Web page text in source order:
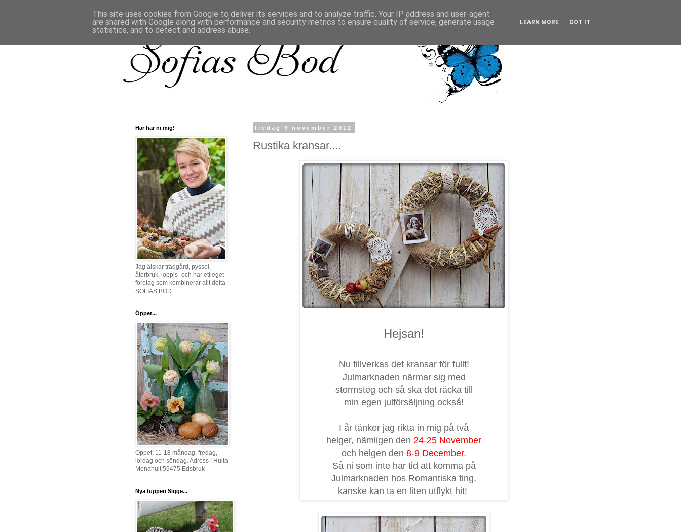
fredag 9 november 2012
Rustika kransar....
Hejsan!
Nu tillverkas det kransar för fullt!
Julmarknaden närmar sig med
stormsteg och så ska det räcka till
min egen julförsäljning också!
I år tänker jag rikta in mig på två
helger, nämligen den 24-25 November
och helgen den 8-9 December.
Så ni som inte har tid att komma på
Julmarknaden hos Romantiska ting,
kanske kan ta en liten utflykt hit!
Här har ni mig!
Jag älskar trädgård, pyssel,
återbruk, loppis- och har ett eget
företag som kombinerar allt detta :
SOFIAS BOD
Öppet...
Öppet: 11-18 måndag, fredag,
lördag och söndag. Adress : Hulta
Monahult 59475 Edsbruk
Nya tuppen Sigge...
This site uses cookies from Google to deliver its services and to analyze traffic. Your IP address and user-agent
are shared with Google along with performance and security metrics to ensure quality of service, generate usage
statistics, and to detect and address abuse.
LEARN MORE GOT IT